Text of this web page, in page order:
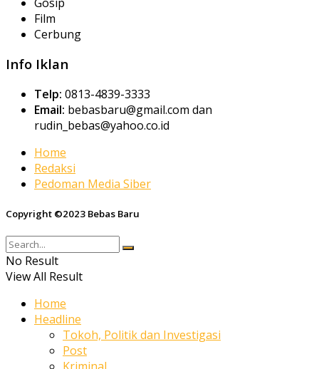
Film
Cerbung
Info Iklan
Telp: 0813-4839-3333
Email: bebasbaru@gmail.com dan
rudin_bebas@yahoo.co.id
Home
Redaksi
Pedoman Media Siber
Copyright ©2023 Bebas Baru
No Result
View All Result
Home
Headline
Tokoh, Politik dan Investigasi
Post